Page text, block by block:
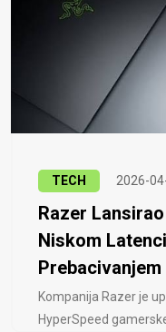
TECH 2026-
Razer
Niskom
Kompanija Razer je
HyperSpeed